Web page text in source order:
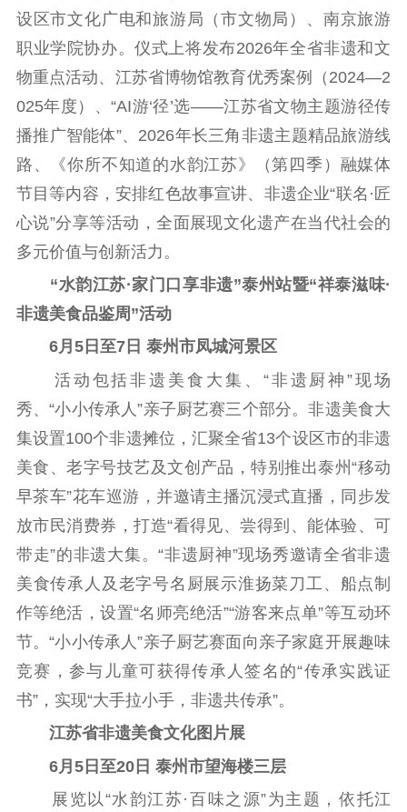
文化文艺
精品生产 文化惠民
文化传承
文化交流
体制改革
文化产业
紫金文化艺术节
品牌活动 紫艺舞台
精神文明
文明创建 文明实践
文明培育
社会宣传
思想政治教育 爱国主义教育
红色资源保护利
用
新闻出版
精品出版 全民阅读
出版监管
扫黄打非
电影工作
电影创作 电影市场
机关党建
党建要闻 学习在线
文化人才
紫金人才 职称评审
数据资源
设区市文化广电和旅游局（市文物局）、南京旅游
职业学院协办。仪式上将发布2026年全省非遗和文
物重点活动、江苏省博物馆教育优秀案例（2024—2
025年度）、“AI游‘径’选——江苏省文物主题游径传
播推广智能体”、2026年长三角非遗主题精品旅游线
路、《你所不知道的水韵江苏》（第四季）融媒体
节目等内容，安排红色故事宣讲、非遗企业“联名·匠
心说”分享等活动，全面展现文化遗产在当代社会的
多元价值与创新活力。
“水韵江苏·家门口享非遗”泰州站暨“祥泰滋味·
非遗美食品鉴周”活动
6月5日至7日 泰州市凤城河景区
活动包括非遗美食大集、“非遗厨神”现场
秀、“小小传承人”亲子厨艺赛三个部分。非遗美食大
集设置100个非遗摊位，汇聚全省13个设区市的非遗
美食、老字号技艺及文创产品，特别推出泰州“移动
早茶车”花车巡游，并邀请主播沉浸式直播，同步发
放市民消费券，打造“看得见、尝得到、能体验、可
带走”的非遗大集。“非遗厨神”现场秀邀请全省非遗
美食传承人及老字号名厨展示淮扬菜刀工、船点制
作等绝活，设置“名师亮绝活”“游客来点单”等互动环
节。“小小传承人”亲子厨艺赛面向亲子家庭开展趣味
竞赛，参与儿童可获得传承人签名的“传承实践证
书”，实现“大手拉小手，非遗共传承”。
江苏省非遗美食文化图片展
6月5日至20日 泰州市望海楼三层
展览以“水韵江苏·百味之源”为主题，依托江